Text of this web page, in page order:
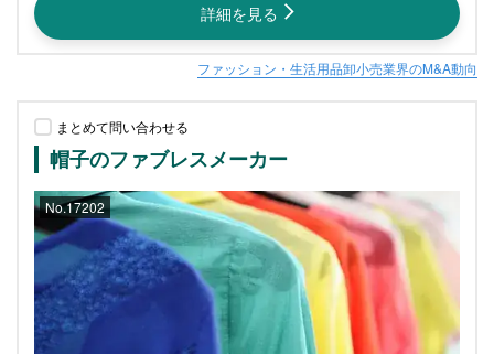
詳細を見る
ファッション・生活用品卸小売業界のM&A動向
まとめて問い合わせる
帽子のファブレスメーカー
No.17202